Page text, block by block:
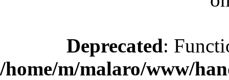
Deprecated:
/home/m/malaro/www/